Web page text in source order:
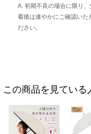
A. 初期不良の場合に限り
着後は速やかにご確認いた
ださい。
この商品を見てい